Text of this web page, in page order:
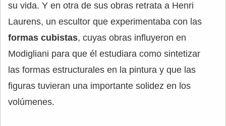
su vida. Y en otra de sus obras retrata a Henri
Laurens, un escultor que experimentaba con las
formas cubistas, cuyas obras influyeron en
Modigliani para que él estudiara como sintetizar
las formas estructurales en la pintura y que las
figuras tuvieran una importante solidez en los
volúmenes.